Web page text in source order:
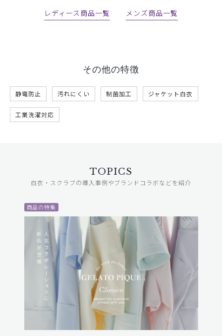
レディース商品一覧 メンズ商品一覧
その他の特徴
静電防止 汚れにくい 制菌加工 ジャケット白衣
工業洗濯対応
TOPICS
白衣・スクラブの導入事例やブランドコラボなどを紹介
商品の特集